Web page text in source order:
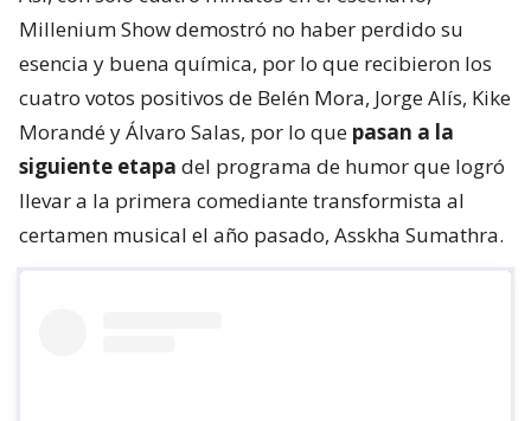
Millenium Show demostró no haber perdido su
esencia y buena química, por lo que recibieron los
cuatro votos positivos de Belén Mora, Jorge Alís, Kike
Morandé y Álvaro Salas, por lo que pasan a la
siguiente etapa del programa de humor que logró
llevar a la primera comediante transformista al
certamen musical el año pasado, Asskha Sumathra.